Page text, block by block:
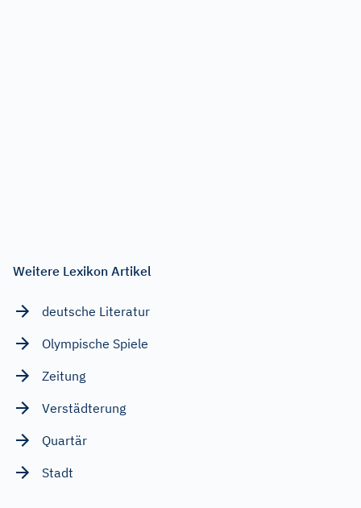
Weitere Lexikon Artikel
deutsche Literatur
Olympische Spiele
Zeitung
Verstädterung
Quartär
Stadt